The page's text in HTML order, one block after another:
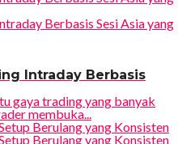
Intraday Berbasis
gaya trading yang banyak
membuka...